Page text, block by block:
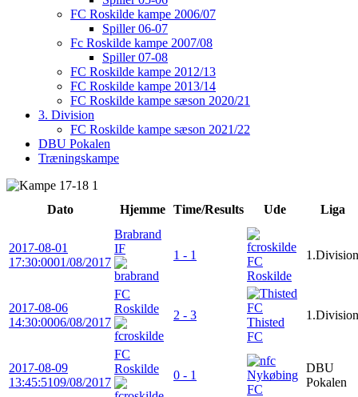
FC Roskilde kampe 2006/07
Spiller 06-07
Fc Roskilde kampe 2007/08
Spiller 07-08
FC Roskilde kampe 2012/13
FC Roskilde kampe 2013/14
FC Roskilde kampe sæson 2020/21
3. Division
FC Roskilde kampe sæson 2021/22
DBU Pokalen
Træningskampe
Dato Hjemme Time/Results Ude Liga
2017-08-01
17:30:0001/08/2017
Brabrand
IF
1 - 1
FC
Roskilde
1.Division
2017-08-06
14:30:0006/08/2017
FC
Roskilde
2 - 3
Thisted
FC
1.Division
2017-08-09
13:45:5109/08/2017
FC
Roskilde
0 - 1
Nykøbing
FC
DBU
Pokalen